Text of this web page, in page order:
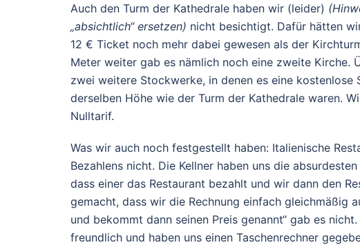
Auch den Turm der Kathedrale haben wir (leider)
„absichtlich“ ersetzen) nicht besichtigt. Dafür hätten
12 € Ticket noch mehr dabei gewesen als der
Meter weiter gab es nämlich noch eine zweite Kirche.
zwei weitere Stockwerke, in denen es eine
derselben Höhe wie der Turm der Kathedrale waren.
Nulltarif.
Was wir auch noch festgestellt haben: Italienische
Bezahlens nicht. Die Kellner haben uns die
dass einer das Restaurant bezahlt und wir dann den
gemacht, dass wir die Rechnung einfach gleichmäßig
und bekommt dann seinen Preis genannt“ gab es
freundlich und haben uns einen Taschenrechner